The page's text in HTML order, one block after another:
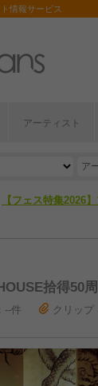
情報サービス
アーティスト
【ライブ動員ラン
【フェス特集2026
拾得50
--件 クリップ